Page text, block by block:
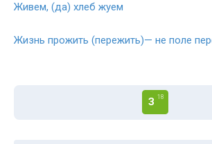
Живем, (да) хлеб жуем
Жизнь прожить (пережить)— не поле
З 18